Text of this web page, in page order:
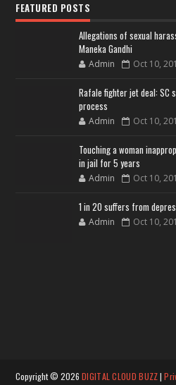
FEATURED POSTS
Allegations of sexual
Maneka Gandhi
Admin Oct 10,
Rafale fighter jet deal: SC
process
Admin Oct 10,
Touching a woman
in jail for 5 years
Admin Oct 10,
1 in 20 suffers from
Admin Oct 10,
Copyright © 2026 DIGITAL CLOUD BUZZ|